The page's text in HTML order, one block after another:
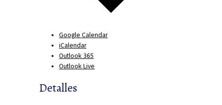
Google Calendar
iCalendar
Outlook 365
Outlook Live
Detalles